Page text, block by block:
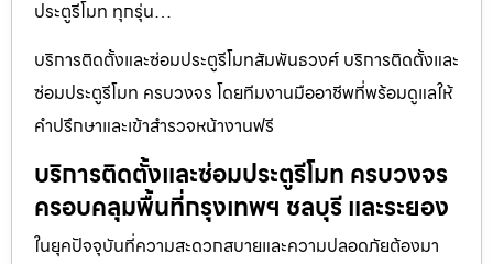
ประตูรีโมท ทุกรุ่น…
บริการติดตั้งและซ่อมประตูรีโมทสัมพันธวงศ์ บริการติดตั้งและ
ซ่อมประตูรีโมท ครบวงจร โดยทีมงานมืออาชีพที่พร้อมดูแลให้
คำปรึกษาและเข้าสำรวจหน้างานฟรี
บริการติดตั้งและซ่อมประตูรีโมท ครบวงจร
ครอบคลุมพื้นที่กรุงเทพฯ ชลบุรี และระยอง
ในยุคปัจจุบันที่ความสะดวกสบายและความปลอดภัยต้องมา